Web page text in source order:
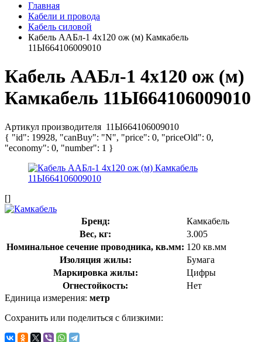
Главная
Кабели и провода
Кабель силовой
Кабель ААБл-1 4х120 ож (м) Камкабель
11Ы664106009010
Кабель ААБл-1 4х120 ож (м)
Камкабель 11Ы664106009010
Артикул производителя 11Ы664106009010
{ "id": 19928, "canBuy": "N", "price": 0, "priceOld": 0,
"economy": 0, "number": 1 }
[]
Бренд:
Камкабель
Вес, кг:
3.005
Номинальное сечение проводника, кв.мм: 120 кв.мм
Изоляция жилы:
Бумага
Маркировка жилы:
Цифры
Огнестойкость:
Нет
Единица измерения: метр
Сохранить или поделиться с близкими: